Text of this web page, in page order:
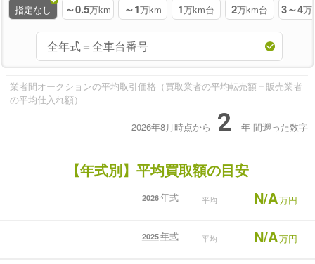
指定なし ～0.5万km ～1万km 1万km台 2万km台 3～4万
業者間オークションの平均取引価格（買取業者の平均転売額＝販売業者
の平均仕入れ額）
2026年8月時点から 2 年 間遡った数字
【年式別】平均買取額の目安
2026年式 平均 N/A万円
2025年式 平均 N/A万円